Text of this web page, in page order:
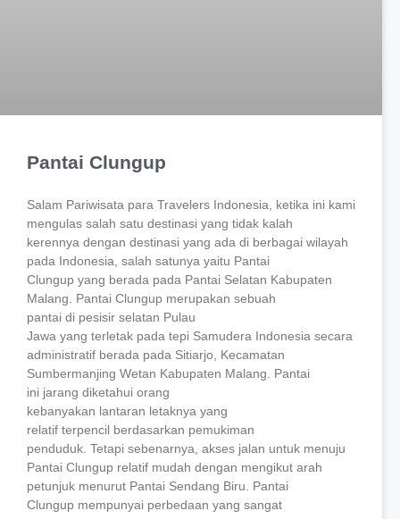
Pantai Clungup
Salam Pariwisata para Travelers Indonesia, ketika ini kami
mengulas salah satu destinasi yang tidak kalah
kerennya dengan destinasi yang ada di berbagai wilayah
pada Indonesia, salah satunya yaitu Pantai
Clungup yang berada pada Pantai Selatan Kabupaten
Malang. Pantai Clungup merupakan sebuah
pantai di pesisir selatan Pulau
Jawa yang terletak pada tepi Samudera Indonesia secara
administratif berada pada Sitiarjo, Kecamatan
Sumbermanjing Wetan Kabupaten Malang. Pantai
ini jarang diketahui orang
kebanyakan lantaran letaknya yang
relatif terpencil berdasarkan pemukiman
penduduk. Tetapi sebenarnya, akses jalan untuk menuju
Pantai Clungup relatif mudah dengan mengikut arah
petunjuk menurut Pantai Sendang Biru. Pantai
Clungup mempunyai perbedaan yang sangat